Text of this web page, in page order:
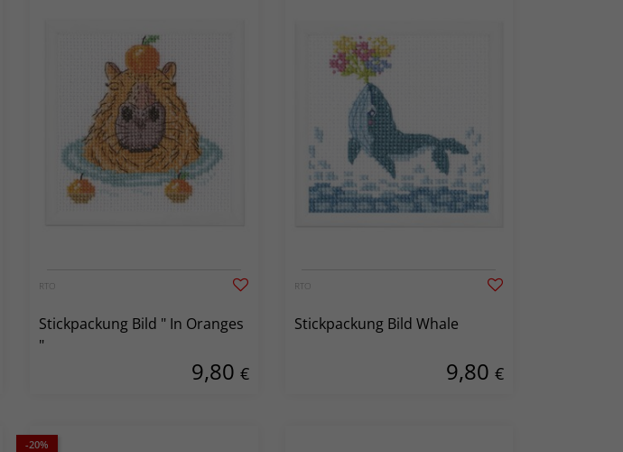
RTO
Stickpackung Bild " In Oranges
"
9,80 €
RTO
Stickpackung Bild Whale
9,80 €
-20%